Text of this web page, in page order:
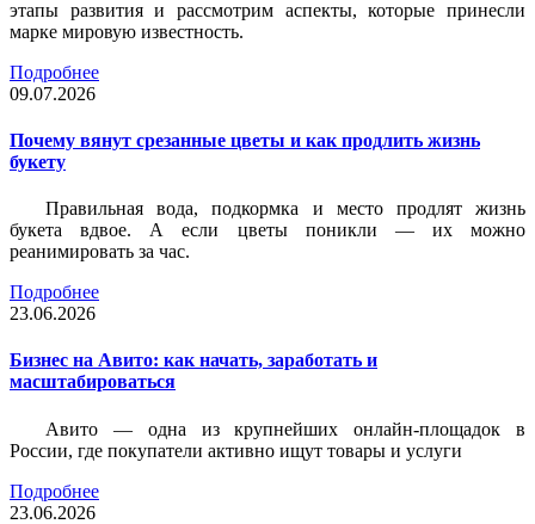
этапы развития и рассмотрим аспекты, которые принесли
марке мировую известность.
Подробнее
09.07.2026
Почему вянут срезанные цветы и как продлить жизнь
букету
Правильная вода, подкормка и место продлят жизнь
букета вдвое. А если цветы поникли — их можно
реанимировать за час.
Подробнее
23.06.2026
Бизнес на Авито: как начать, заработать и
масштабироваться
Авито — одна из крупнейших онлайн-площадок в
России, где покупатели активно ищут товары и услуги
Подробнее
23.06.2026